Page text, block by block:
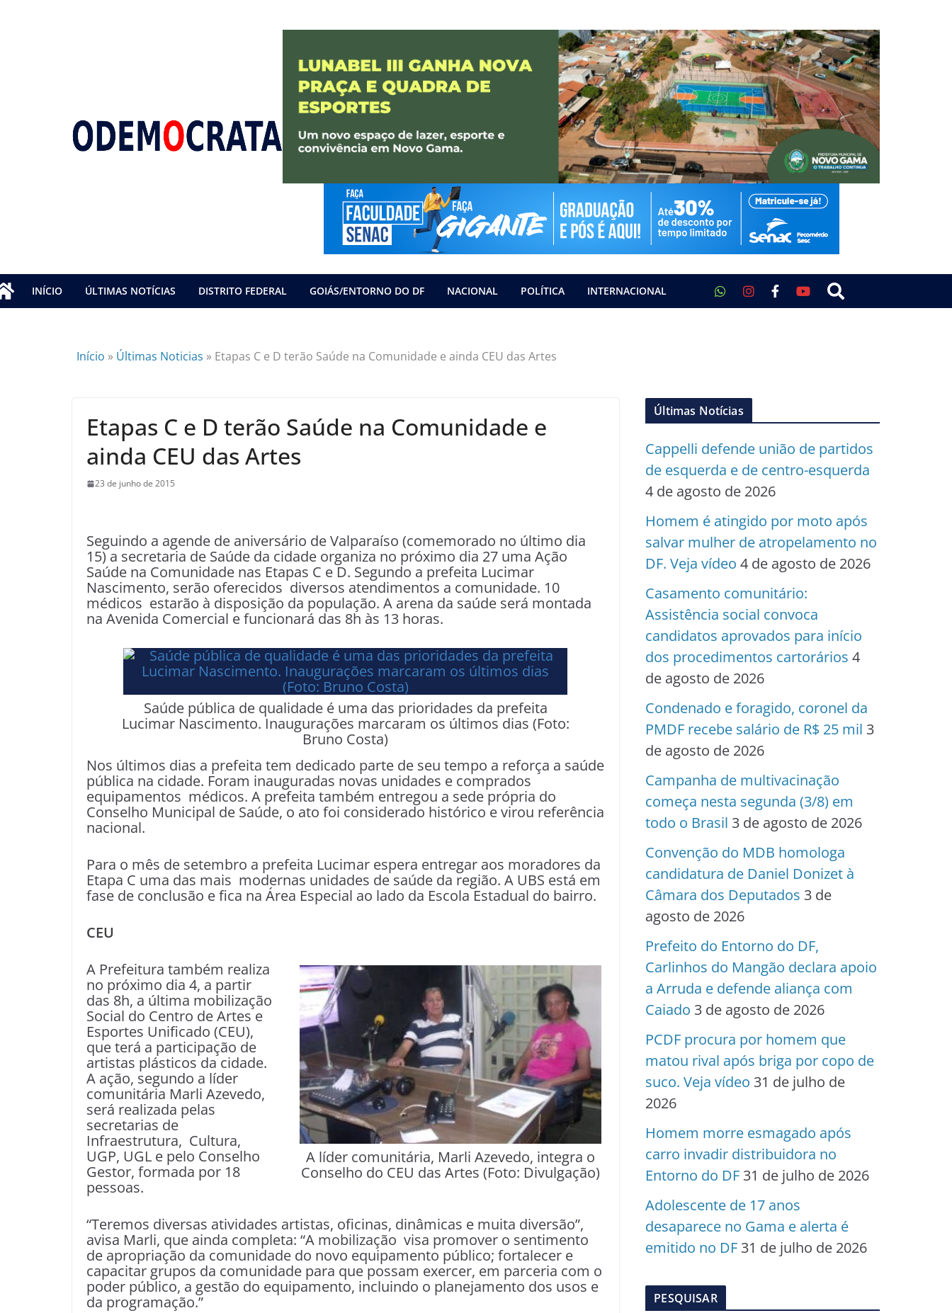
INÍCIO ÚLTIMAS NOTÍCIAS DISTRITO FEDERAL GOIÁS/ENTORNO DO DF NACIONAL POLÍTICA INTERNACIONAL
Início » Últimas Noticias » Etapas C e D terão Saúde na Comunidade e ainda CEU das Artes
Etapas C e D terão Saúde na Comunidade e
ainda CEU das Artes
23 de junho de 2015
Seguindo a agende de aniversário de Valparaíso (comemorado no último dia
15) a secretaria de Saúde da cidade organiza no próximo dia 27 uma Ação
Saúde na Comunidade nas Etapas C e D. Segundo a prefeita Lucimar
Nascimento, serão oferecidos diversos atendimentos a comunidade. 10
médicos estarão à disposição da população. A arena da saúde será montada
na Avenida Comercial e funcionará das 8h às 13 horas.
Saúde pública de qualidade é uma das prioridades da prefeita
Lucimar Nascimento. Inaugurações marcaram os últimos dias (Foto:
Bruno Costa)
Nos últimos dias a prefeita tem dedicado parte de seu tempo a reforça a saúde
pública na cidade. Foram inauguradas novas unidades e comprados
equipamentos médicos. A prefeita também entregou a sede própria do
Conselho Municipal de Saúde, o ato foi considerado histórico e virou referência
nacional.
Para o mês de setembro a prefeita Lucimar espera entregar aos moradores da
Etapa C uma das mais modernas unidades de saúde da região. A UBS está em
fase de conclusão e fica na Área Especial ao lado da Escola Estadual do bairro.
CEU
A líder comunitária, Marli Azevedo, integra o
Conselho do CEU das Artes (Foto: Divulgação)
A Prefeitura também realiza
no próximo dia 4, a partir
das 8h, a última mobilização
Social do Centro de Artes e
Esportes Unificado (CEU),
que terá a participação de
artistas plásticos da cidade.
A ação, segundo a líder
comunitária Marli Azevedo,
será realizada pelas
secretarias de
Infraestrutura, Cultura,
UGP, UGL e pelo Conselho
Gestor, formada por 18
pessoas.
“Teremos diversas atividades artistas, oficinas, dinâmicas e muita diversão”,
avisa Marli, que ainda completa: “A mobilização visa promover o sentimento
de apropriação da comunidade do novo equipamento público; fortalecer e
capacitar grupos da comunidade para que possam exercer, em parceria com o
poder público, a gestão do equipamento, incluindo o planejamento dos usos e
da programação.”
Últimas Notícias
Cappelli defende união de partidos
de esquerda e de centro-esquerda
4 de agosto de 2026
Homem é atingido por moto após
salvar mulher de atropelamento no
DF. Veja vídeo 4 de agosto de 2026
Casamento comunitário:
Assistência social convoca
candidatos aprovados para início
dos procedimentos cartorários 4
de agosto de 2026
Condenado e foragido, coronel da
PMDF recebe salário de R$ 25 mil 3
de agosto de 2026
Campanha de multivacinação
começa nesta segunda (3/8) em
todo o Brasil 3 de agosto de 2026
Convenção do MDB homologa
candidatura de Daniel Donizet à
Câmara dos Deputados 3 de
agosto de 2026
Prefeito do Entorno do DF,
Carlinhos do Mangão declara apoio
a Arruda e defende aliança com
Caiado 3 de agosto de 2026
PCDF procura por homem que
matou rival após briga por copo de
suco. Veja vídeo 31 de julho de
2026
Homem morre esmagado após
carro invadir distribuidora no
Entorno do DF 31 de julho de 2026
Adolescente de 17 anos
desaparece no Gama e alerta é
emitido no DF 31 de julho de 2026
PESQUISAR